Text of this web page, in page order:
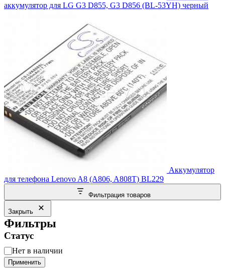
аккумулятор для LG G3 D855, G3 D856 (BL-53YH) черный
Аккумулятор
для телефона Lenovo A8 (A806, A808T) BL229
Фильтрация товаров
Закрыть
Фильтры
Статус
Статус
Нет в наличии
Применить